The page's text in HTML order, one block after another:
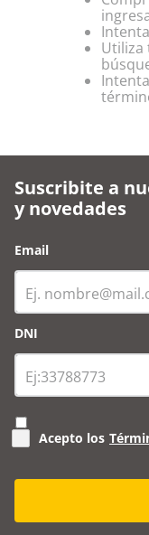
Utiliza
Suscribite a
y novedades
Email
DNI
Acepto los